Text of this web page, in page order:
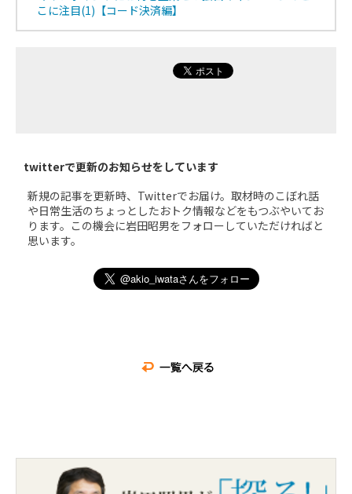
こに注目(1)【コード決済編】
twitterで更新のお知らせをしています
新規の記事を更新時、Twitterでお届け。取材時のこぼれ話
や日常生活のちょっとしたおトク情報などをもつぶやいてお
ります。この機会に岩田昭男をフォローしていただければと
思います。